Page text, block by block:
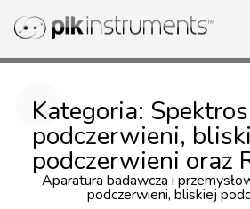
Kategoria:
podczerwieni,
podczerwieni oraz
Aparatura badawcza i
podczerwieni, bliskiej